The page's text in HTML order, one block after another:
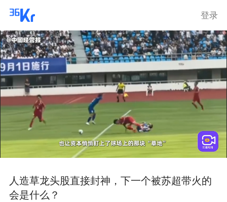
登录
人造草龙头股直接封神，下一个被苏超带火的
会是什么？